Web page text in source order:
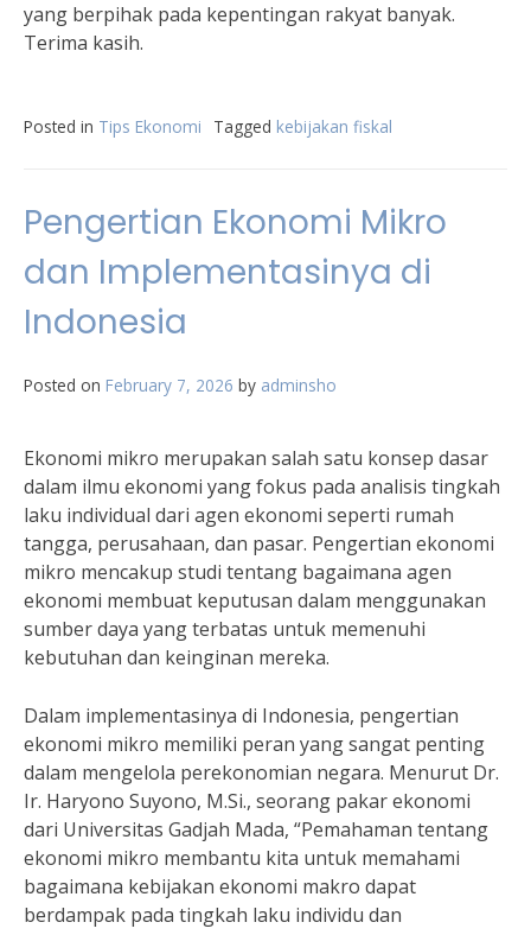
yang berpihak pada kepentingan rakyat banyak.
Terima kasih.
Posted in Tips Ekonomi Tagged kebijakan fiskal
Pengertian Ekonomi Mikro
dan Implementasinya di
Indonesia
Posted on February 7, 2026 by adminsho
Ekonomi mikro merupakan salah satu konsep dasar
dalam ilmu ekonomi yang fokus pada analisis tingkah
laku individual dari agen ekonomi seperti rumah
tangga, perusahaan, dan pasar. Pengertian ekonomi
mikro mencakup studi tentang bagaimana agen
ekonomi membuat keputusan dalam menggunakan
sumber daya yang terbatas untuk memenuhi
kebutuhan dan keinginan mereka.
Dalam implementasinya di Indonesia, pengertian
ekonomi mikro memiliki peran yang sangat penting
dalam mengelola perekonomian negara. Menurut Dr.
Ir. Haryono Suyono, M.Si., seorang pakar ekonomi
dari Universitas Gadjah Mada, “Pemahaman tentang
ekonomi mikro membantu kita untuk memahami
bagaimana kebijakan ekonomi makro dapat
berdampak pada tingkah laku individu dan